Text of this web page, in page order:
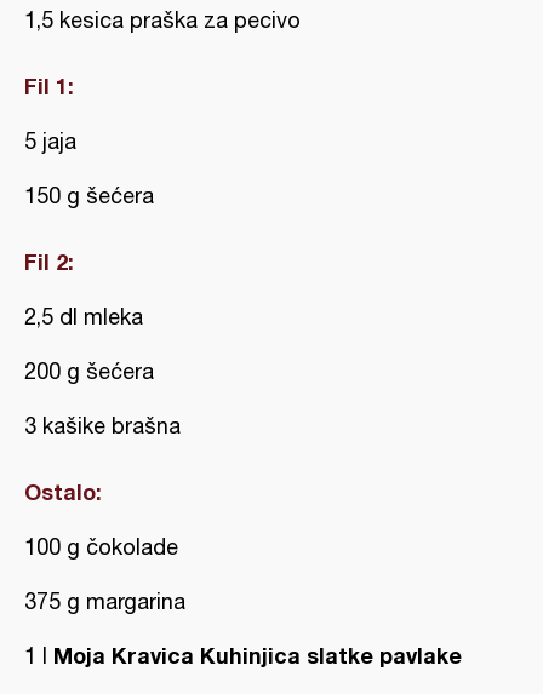
1,5 kesica praška za pecivo
Fil 1:
5 jaja
150 g šećera
Fil 2:
2,5 dl mleka
200 g šećera
3 kašike brašna
Ostalo:
100 g čokolade
375 g margarina
1 l Moja Kravica Kuhinjica slatke pavlake